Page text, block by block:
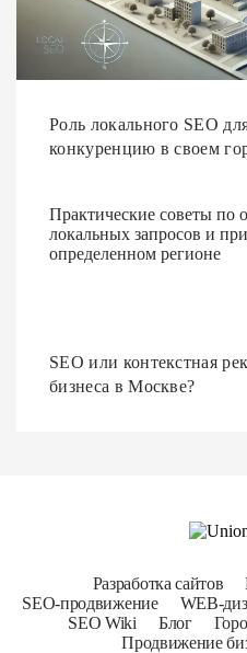
Роль локального SEO
конкуренцию в своем
Практические советы по
локальных запросов и
определенном регионе
SEO или контекстная
бизнеса в Москве?
Разработка сайтов
SEO-продвижение
WEB-
SEO Wiki
Блог
Продвижение